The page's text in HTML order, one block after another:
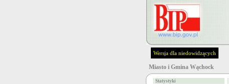
Wersja dla niedowidzących
Miasto i Gmina Wąchock
Statystyki